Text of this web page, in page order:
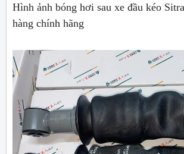
Hình ảnh bóng hơi sau xe đầu kéo
hàng chính hãng